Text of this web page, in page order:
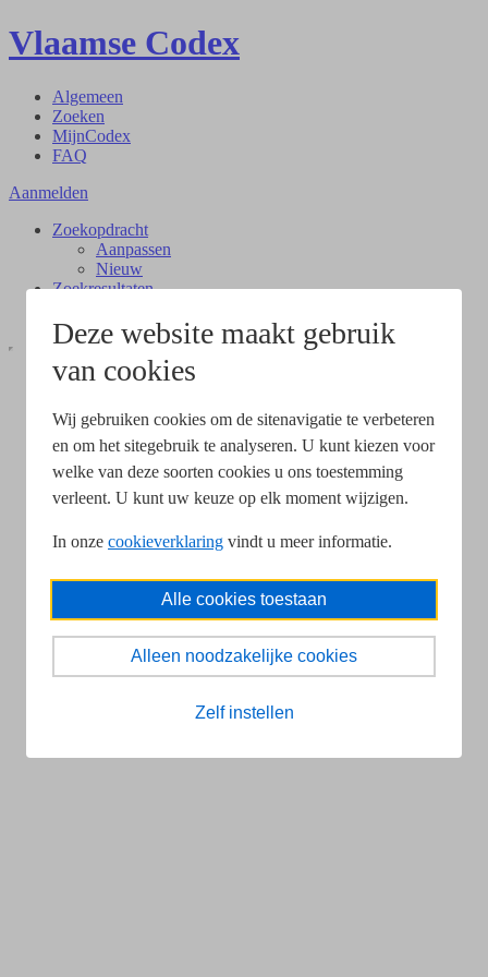
Deze website maakt gebruik
van cookies
Wij gebruiken cookies om de sitenavigatie te verbeteren
en om het sitegebruik te analyseren. U kunt kiezen voor
welke van deze soorten cookies u ons toestemming
verleent. U kunt uw keuze op elk moment wijzigen.
In onze cookieverklaring vindt u meer informatie.
Alle cookies toestaan
Alleen noodzakelijke cookies
Zelf instellen
Vlaamse Codex
Algemeen
Zoeken
MijnCodex
FAQ
Aanmelden
Zoekopdracht
Aanpassen
Nieuw
Zoekresultaten